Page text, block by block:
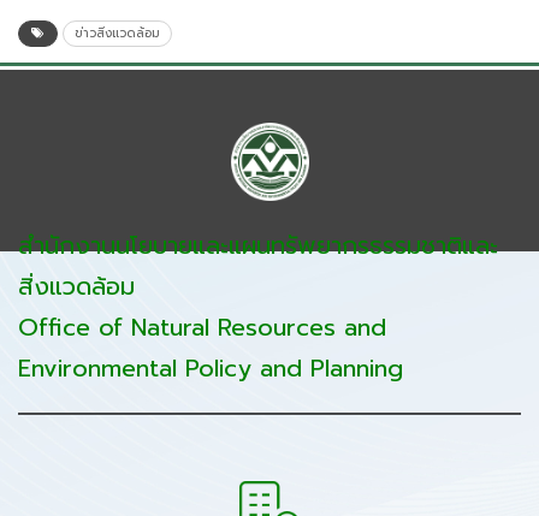
ข่าวสิ่งแวดล้อม
สำนักงานนโยบายและแผนทรัพยากรธรรมชาติและ
สิ่งแวดล้อม
Office of Natural Resources and
Environmental Policy and Planning